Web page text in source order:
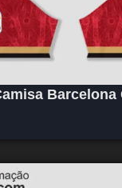
Barcelona